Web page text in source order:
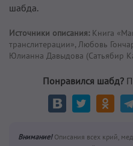
шабда.
Источники описания: Книга
транслитерации», Любовь
Юлианна Давыдова (Сатьябир
Понравился шабд?
Внимание!Описания всех крий,